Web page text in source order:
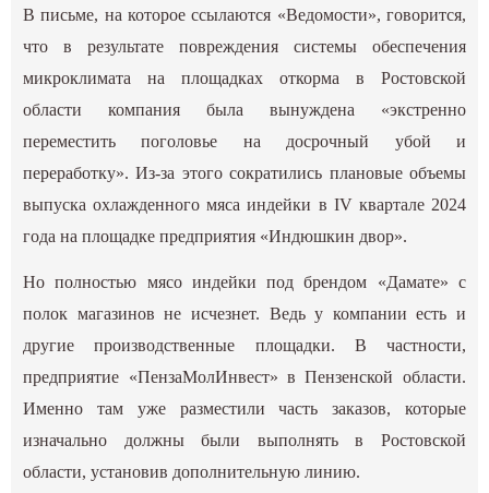
В письме, на которое ссылаются «Ведомости», говорится,
что в результате повреждения системы обеспечения
микроклимата на площадках откорма в Ростовской
области компания была вынуждена «экстренно
переместить поголовье на досрочный убой и
переработку». Из-за этого сократились плановые объемы
выпуска охлажденного мяса индейки в IV квартале 2024
года на площадке предприятия «Индюшкин двор».
Но полностью мясо индейки под брендом «Дамате» с
полок магазинов не исчезнет. Ведь у компании есть и
другие производственные площадки. В частности,
предприятие «ПензаМолИнвест» в Пензенской области.
Именно там уже разместили часть заказов, которые
изначально должны были выполнять в Ростовской
области, установив дополнительную линию.